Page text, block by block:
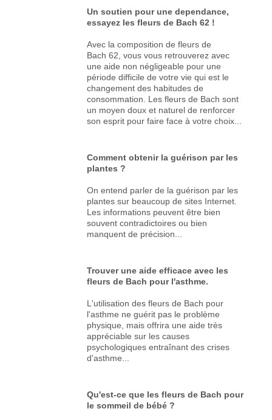
Un soutien pour une dependance,
essayez les fleurs de Bach 62 !
Avec la composition de fleurs de
Bach 62, vous vous retrouverez avec
une aide non négligeable pour une
période difficile de votre vie qui est le
changement des habitudes de
consommation. Les fleurs de Bach sont
un moyen doux et naturel de renforcer
son esprit pour faire face à votre choix...
Comment obtenir la guérison par les
plantes ?
On entend parler de la guérison par les
plantes sur beaucoup de sites Internet.
Les informations peuvent être bien
souvent contradictoires ou bien
manquent de précision...
Trouver une aide efficace avec les
fleurs de Bach pour l'asthme.
L'utilisation des fleurs de Bach pour
l'asthme ne guérit pas le problème
physique, mais offrira une aide très
appréciable sur les causes
psychologiques entraînant des crises
d'asthme...
Qu'est-ce que les fleurs de Bach pour
le sommeil de bébé ?